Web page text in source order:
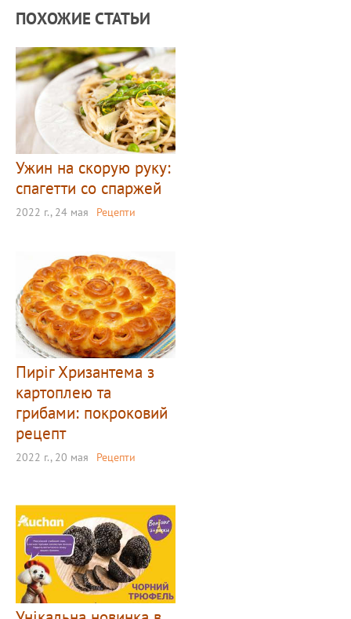
ПОХОЖИЕ СТАТЬИ
Ужин на скорую руку:
спагетти со спаржей
2022 г., 24 мая Рецепти
Пиріг Хризантема з
картоплею та
грибами: покроковий
рецепт
2022 г., 20 мая Рецепти